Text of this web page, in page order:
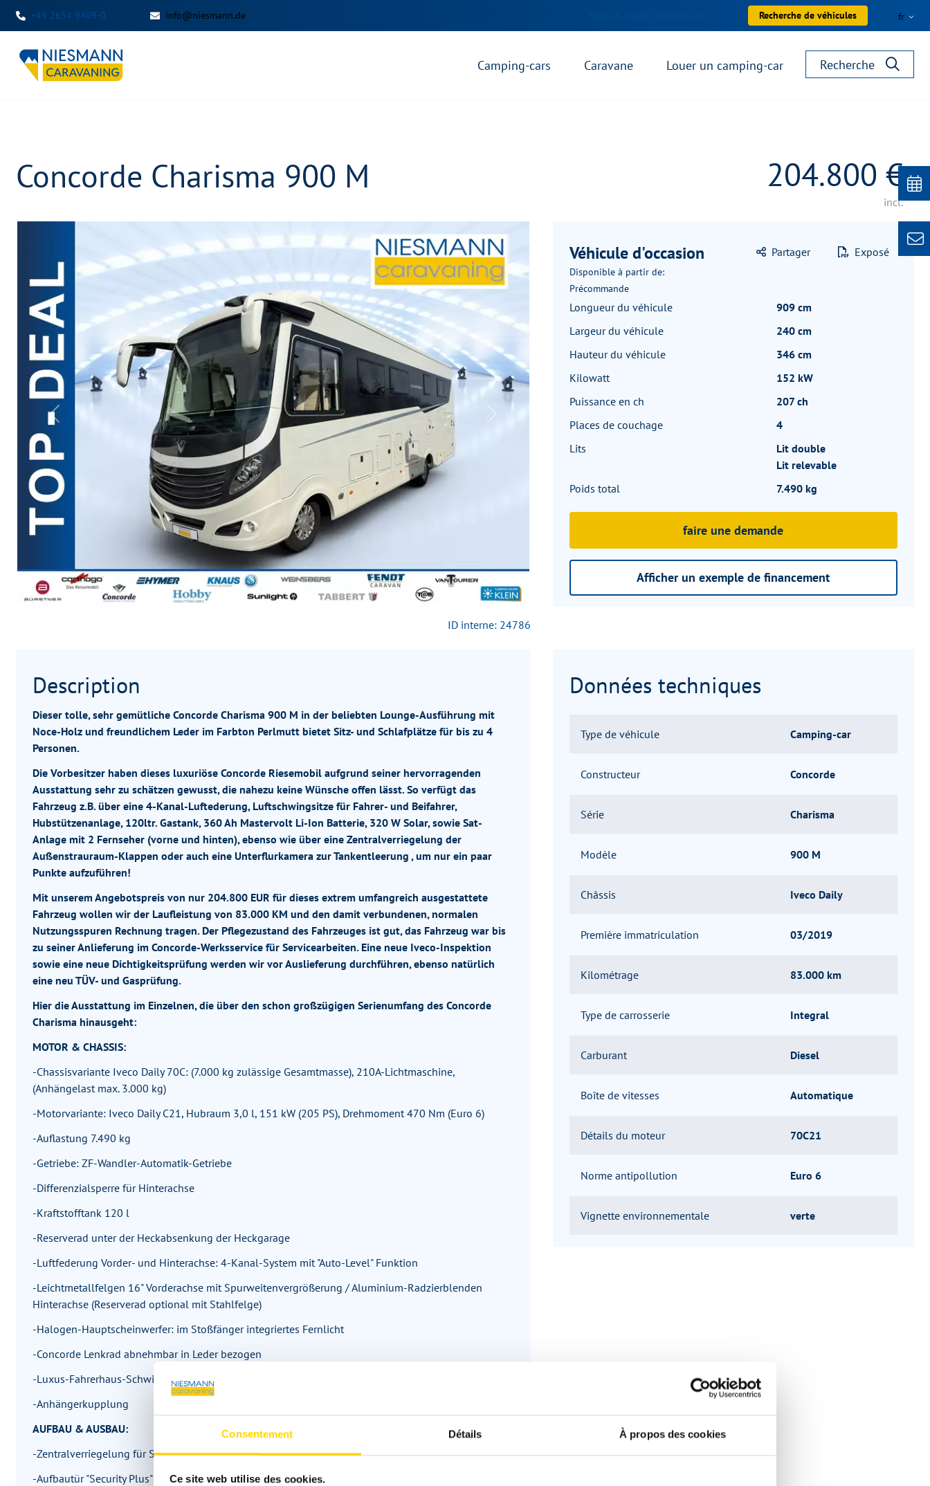
Consentement Détails À propos des cookies
Ce site web utilise des cookies.
+49 2654 9409-0 info@niesmann.de Recherche de véhicules fr
Camping-cars Caravane Louer un camping-car Recherche
Concorde Charisma 900 M 204.800 €
incl.
Previous
ID interne: 24786
Véhicule d'occasion
Disponible à partir de:
Précommande
Partager Exposé
Longueur du véhicule
909 cm
Largeur du véhicule
240 cm
Hauteur du véhicule
346 cm
Kilowatt
152 kW
Puissance en ch
207 ch
Places de couchage
4
Lits
Lit double
Lit relevable
Poids total
7.490 kg
faire une demande
Afficher un exemple de financement
Description
Dieser tolle, sehr gemütliche Concorde Charisma 900 M in der beliebten Lounge-Ausführung mit
Noce-Holz und freundlichem Leder im Farbton Perlmutt bietet Sitz- und Schlafplätze für bis zu 4
Personen.
Die Vorbesitzer haben dieses luxuriöse Concorde Riesemobil aufgrund seiner hervorragenden
Ausstattung sehr zu schätzen gewusst, die nahezu keine Wünsche offen lässt. So verfügt das
Fahrzeug z.B. über eine 4-Kanal-Luftederung, Luftschwingsitze für Fahrer- und Beifahrer,
Hubstützenanlage, 120ltr. Gastank, 360 Ah Mastervolt Li-Ion Batterie, 320 W Solar, sowie Sat-
Anlage mit 2 Fernseher (vorne und hinten), ebenso wie über eine Zentralverriegelung der
Außenstrauraum-Klappen oder auch eine Unterflurkamera zur Tankentleerung , um nur ein paar
Punkte aufzuführen!
Mit unserem Angebotspreis von nur 204.800 EUR für dieses extrem umfangreich ausgestattete
Fahrzeug wollen wir der Laufleistung von 83.000 KM und den damit verbundenen, normalen
Nutzungsspuren Rechnung tragen. Der Pflegezustand des Fahrzeuges ist gut, das Fahrzeug war bis
zu seiner Anlieferung im Concorde-Werksservice für Servicearbeiten. Eine neue Iveco-Inspektion
sowie eine neue Dichtigkeitsprüfung werden wir vor Auslieferung durchführen, ebenso natürlich
eine neu TÜV- und Gasprüfung.
Hier die Ausstattung im Einzelnen, die über den schon großzügigen Serienumfang des Concorde
Charisma hinausgeht:
MOTOR & CHASSIS:
-Chassisvariante Iveco Daily 70C: (7.000 kg zulässige Gesamtmasse), 210A-Lichtmaschine,
(Anhängelast max. 3.000 kg)
-Motorvariante: Iveco Daily C21, Hubraum 3,0 l, 151 kW (205 PS), Drehmoment 470 Nm (Euro 6)
-Auflastung 7.490 kg
-Getriebe: ZF-Wandler-Automatik-Getriebe
-Differenzialsperre für Hinterachse
-Kraftstofftank 120 l
-Reserverad unter der Heckabsenkung der Heckgarage
-Luftfederung Vorder- und Hinterachse: 4-Kanal-System mit "Auto-Level" Funktion
-Leichtmetallfelgen 16" Vorderachse mit Spurweitenvergrößerung / Aluminium-Radzierblenden
Hinterachse (Reserverad optional mit Stahlfelge)
-Halogen-Hauptscheinwerfer: im Stoßfänger integriertes Fernlicht
-Concorde Lenkrad abnehmbar in Leder bezogen
-Luxus-Fahrerhaus-Schwingsitze: Leder Perlmutt, luftgefedert mit Lordosenstütze und Sitzheizung
-Anhängerkupplung
AUFBAU & AUSBAU:
-Zentralverriegelung für Stauraumklappen (ohne Gaskasten- und WC-Tür)
-Aufbautür "Security Plus": mit Funk-Fernbedienung, Türsicherung "Interstop"
Données techniques
Type de véhicule Camping-car
Constructeur Concorde
Série Charisma
Modèle 900 M
Châssis Iveco Daily
Première immatriculation 03/2019
Kilométrage 83.000 km
Type de carrosserie Integral
Carburant Diesel
Boîte de vitesses Automatique
Détails du moteur 70C21
Norme antipollution Euro 6
Vignette environnementale verte